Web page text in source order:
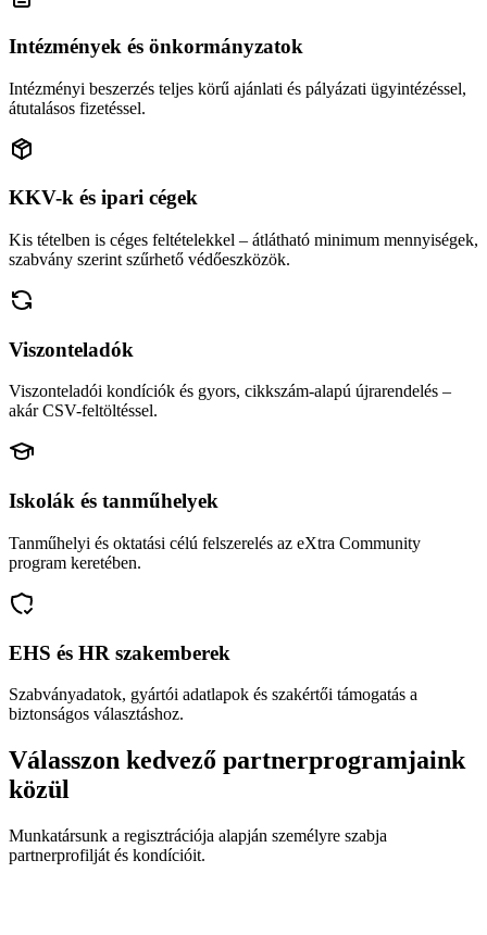
Intézmények és önkormányzatok
Intézményi beszerzés teljes körű ajánlati és pályázati ügyintézéssel,
átutalásos fizetéssel.
KKV-k és ipari cégek
Kis tételben is céges feltételekkel – átlátható minimum mennyiségek,
szabvány szerint szűrhető védőeszközök.
Viszonteladók
Viszonteladói kondíciók és gyors, cikkszám-alapú újrarendelés –
akár CSV-feltöltéssel.
Iskolák és tanműhelyek
Tanműhelyi és oktatási célú felszerelés az eXtra Community
program keretében.
EHS és HR szakemberek
Szabványadatok, gyártói adatlapok és szakértői támogatás a
biztonságos választáshoz.
Válasszon kedvező partnerprogramjaink
közül
Munkatársunk a regisztrációja alapján személyre szabja
partnerprofilját és kondícióit.